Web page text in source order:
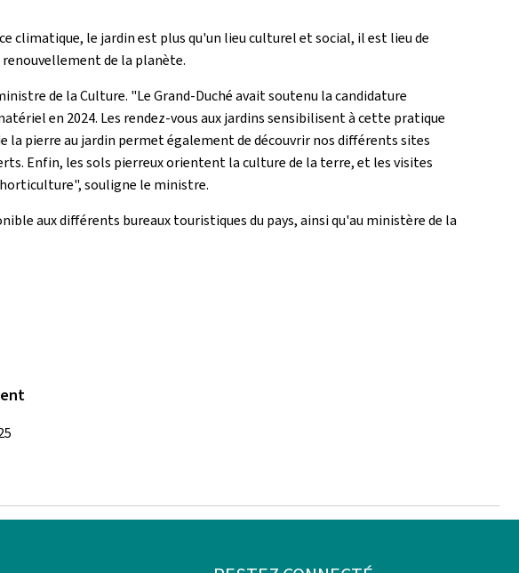
climatique, le jardin est plus qu'un lieu culturel et social, il est lieu de
de la planète.
de la Culture. "Le Grand-Duché avait soutenu la candidature
en 2024. Les rendez-vous aux jardins sensibilisent à cette pratique
la pierre au jardin permet également de découvrir nos différents sites
Enfin, les sols pierreux orientent la culture de la terre, et les visites
souligne le ministre.
aux différents bureaux touristiques du pays, ainsi qu'au ministère de la